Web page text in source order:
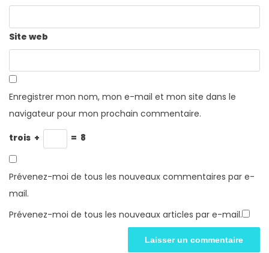
Site web
Enregistrer mon nom, mon e-mail et mon site dans le
navigateur pour mon prochain commentaire.
trois + = 8
Prévenez-moi de tous les nouveaux commentaires par e-
mail.
Prévenez-moi de tous les nouveaux articles par e-mail.